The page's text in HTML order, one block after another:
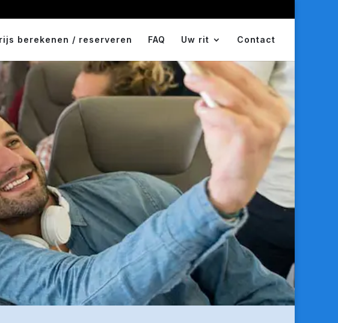
berekenen / reserveren FAQ Uw rit Contact